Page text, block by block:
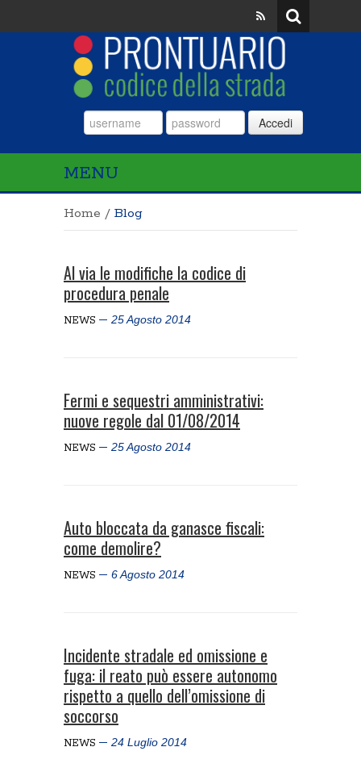
Accedi
MENU
Home / Blog
Al via le modifiche la codice di
procedura penale
NEWS 25 Agosto 2014
Fermi e sequestri amministrativi:
nuove regole dal 01/08/2014
NEWS 25 Agosto 2014
Auto bloccata da ganasce fiscali:
come demolire?
NEWS 6 Agosto 2014
Incidente stradale ed omissione e
fuga: il reato può essere autonomo
rispetto a quello dell’omissione di
soccorso
NEWS 24 Luglio 2014